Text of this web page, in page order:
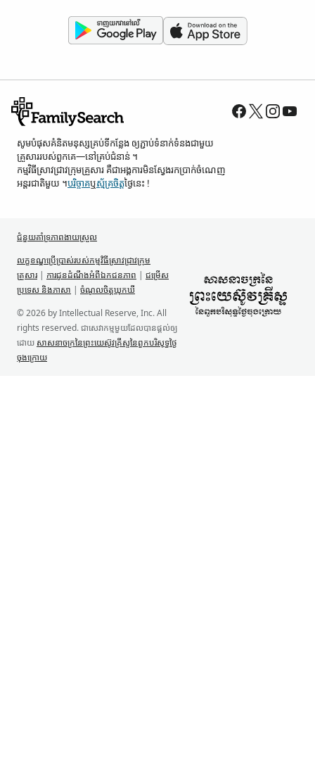
សូម​បំផុស​គំនិត​មនុស្ស​គ្រប់ទី​កន្លែង ឲ្យ​ភ្ជាប់​ទំនាក់ទំនង​ជាមួយ​
គ្រួសារ​របស់​ពួកគេ—នៅ​គ្រប់​ជំនាន់ ។
កម្មវិធី​ស្រាវជ្រាវ​ក្រុមគ្រួសារ គឺជា​អង្គការ​មិន​ស្វែង​រក​ប្រាក់​ចំណេញ​
អន្តរជាតិ​មួយ ។បរិច្ចាគឬស្ម័គ្រចិត្តថ្ងៃនេះ !
ជំនួយគាំទ្រ​ភាពងាយស្រួល
លក្ខខណ្ឌ​ប្រើប្រាស់​របស់​កម្មវិធី​ស្រាវជ្រាវ​ក្រុម
គ្រួសារ | ការជូន​ដំណឹង​អំពី​ឯកជនភាព | ជម្រើស
ប្រទេស និង​ភាសា | ចំណូលចិត្ត​ឃុកឃី
© 2026 by Intellectual Reserve, Inc. All
rights reserved. ជា​សេវាកម្ម​មួយ​ដែល​បាន​ផ្ដល់​ឲ្យ​
ដោយ សាសនាចក្រ​នៃ​ព្រះយេស៊ូវគ្រីស្ទ​នៃ​ពួក​បរិសុទ្ធ​ថ្ងៃ​
ចុង​ក្រោយ